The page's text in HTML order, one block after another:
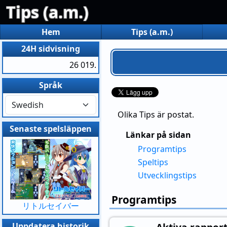
Tips (a.m.)
Hem Tips (a.m.)
Olika Tips är postat.
Länkar på sidan
Programtips
Speltips
Utvecklingstips
Programtips
24H sidvisning
26 019.
Språk
Senaste spelsläppen
リトルセイバー